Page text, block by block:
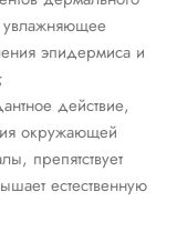
увлажняющее
эпидермиса и
действие,
окружающей
препятствует
естественную